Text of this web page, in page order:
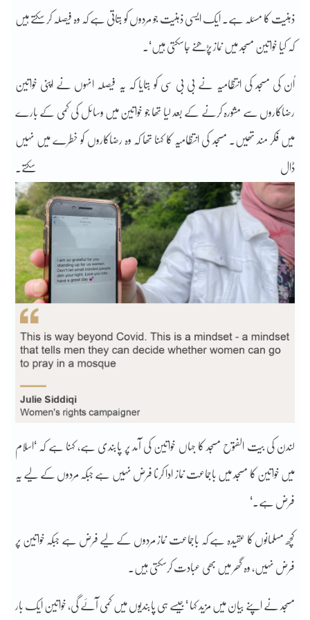
ذہنیت کا مسئلہ ہے۔ ایک ایسی ذہنیت جو مردوں کو بتاتی ہے کہ وہ فیصلہ کر سکتے ہیں
کہ کیا خواتین مسجد میں نماز پڑھنے جاسکتی ہیں‘۔
اُن کی مسجد کی انتظامیہ نے بی بی سی کو بتایا کہ یہ فیصلہ انہوں نے اپنی خواتین
رضاکاروں سے مشورہ کرنے کے بعد لیا تھا جو خواتین میں وسائل کی کمی کے بارے
میں فکر مند تھیں۔ مسجد کی انتظامیہ کا کہنا تھا کہ وہ رضاکاروں کو خطرے میں نہیں
ڈال سکتے۔
لندن کی بیت الفتوح مسجد کا جہاں خواتین کی آمد پر پابندی ہے، کہنا ہے کہ ‘اسلام
میں خواتین کا مسجد میں باجماعت نماز ادا کرنا فرض نہیں ہے جبکہ مردوں کے لیے یہ
فرض ہے۔‘
کچھ مسلمانوں کا عقیدہ ہے کہ باجماعت نماز مردوں کے لیے فرض ہے جبکہ خواتین پر
فرض نہیں، وہ گھر میں بھی عبادت کرسکتی ہیں۔
مسجد نے اپنے بیان میں مزید کہا ‘جیسے ہی پابندیوں میں کمی آئے گی، خواتین ایک بار